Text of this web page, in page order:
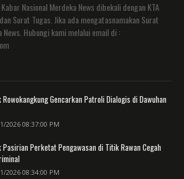
Nasional Merdeka News dibekali dengan KTA
Surat Tugas. Jika ada mengatasnamakan Surat
News. Hubungi kami melalui email di :
Rowokangkung Gencarkan Patroli Dialogis di Dawuhan
2026 08:37:00 PM
Pasirian Perketat Pengawasan di Titik Rawan Cegah
2026 08:34:00 PM